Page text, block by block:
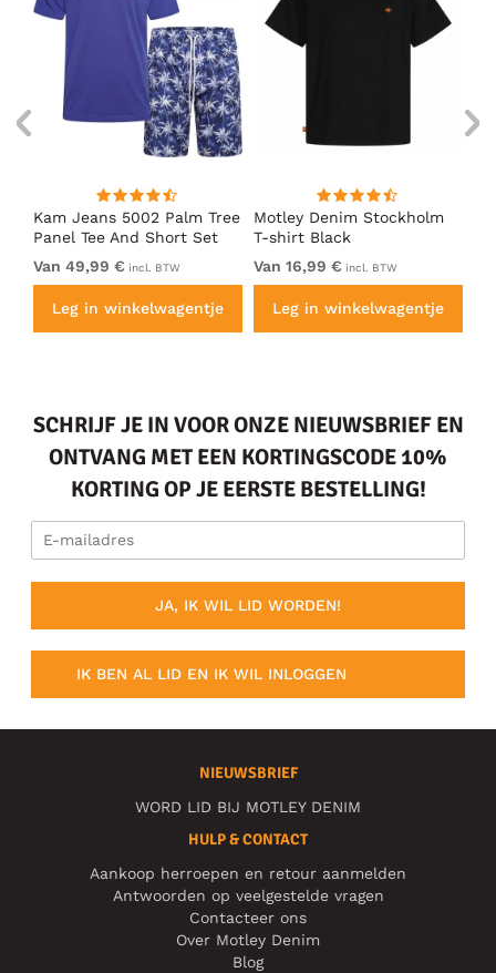
Kam Jeans 5002 Palm Tree
Panel Tee And Short Set
Electric Blue
Van 49,99 € incl. BTW
Leg in winkelwagentje
Motley Denim Stockholm
T-shirt Black
Van 16,99 € incl. BTW
Leg in winkelwagentje
SCHRIJF JE IN VOOR ONZE NIEUWSBRIEF EN
ONTVANG MET EEN KORTINGSCODE 10%
KORTING OP JE EERSTE BESTELLING!
JA, IK WIL LID WORDEN!
IK BEN AL LID EN IK WIL INLOGGEN
NIEUWSBRIEF
WORD LID BIJ MOTLEY DENIM
HULP & CONTACT
Aankoop herroepen en retour aanmelden
Antwoorden op veelgestelde vragen
Contacteer ons
Over Motley Denim
Blog